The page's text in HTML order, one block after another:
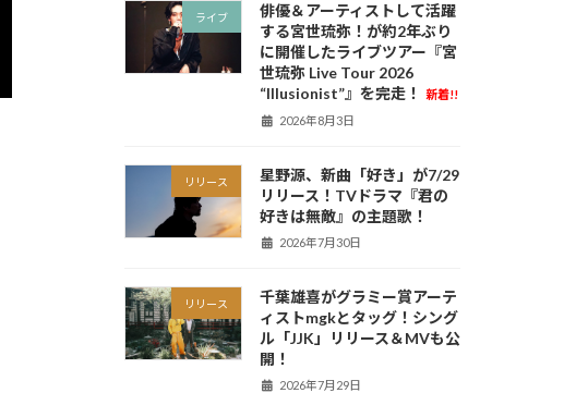
ライブ
俳優＆アーティストして活躍
する宮世琉弥！が約2年ぶり
に開催したライブツアー『宮
世琉弥 Live Tour 2026
“Illusionist”』を完走！
新着!!
2026年8月3日
リリース
星野源、新曲「好き」が7/29
リリース！TVドラマ『君の
好きは無敵』の主題歌！
2026年7月30日
リリース
千葉雄喜がグラミー賞アーテ
ィストmgkとタッグ！シング
ル「JJK」リリース＆MVも公
開！
2026年7月29日